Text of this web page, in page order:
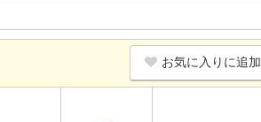
お気に入りに追加